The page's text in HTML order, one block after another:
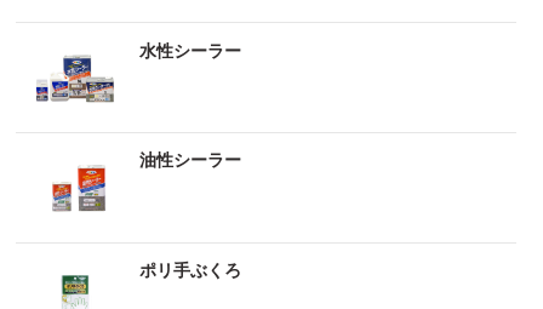
水性シーラー
油性シーラー
ポリ手ぶくろ